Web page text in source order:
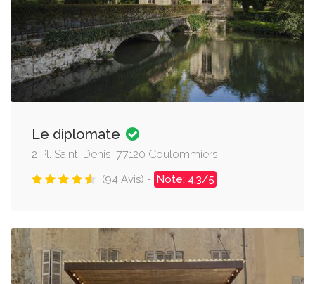
Le diplomate
2 Pl. Saint-Denis, 77120 Coulommiers
(94 Avis) - Note: 4.3/5